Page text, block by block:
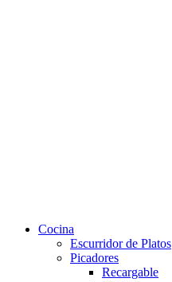
Cocina
Escurridor de Platos
Picadores
Recargable